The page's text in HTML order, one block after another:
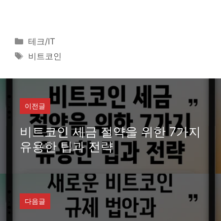
카
테
리
테크/IT
태
비트코인
이전글
비트코인 세금 절약을 위한 7가지
유용한 팁과 전략
다음글